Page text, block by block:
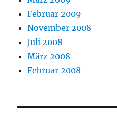
Februar 2009
November 2008
Juli 2008
März 2008
Februar 2008